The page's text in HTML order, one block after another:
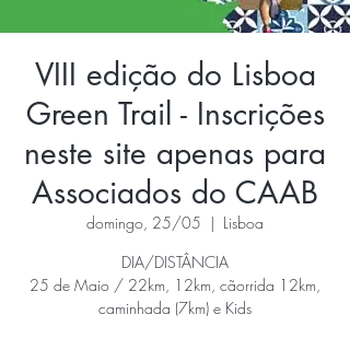
VIII edição do Lisboa
Green Trail - Inscrições
neste site apenas para
Associados do CAAB
domingo, 25/05
  |
Lisboa
DIA/DISTÂNCIA
25 de Maio / 22km, 12km, cãorrida 12km,
caminhada (7km) e Kids